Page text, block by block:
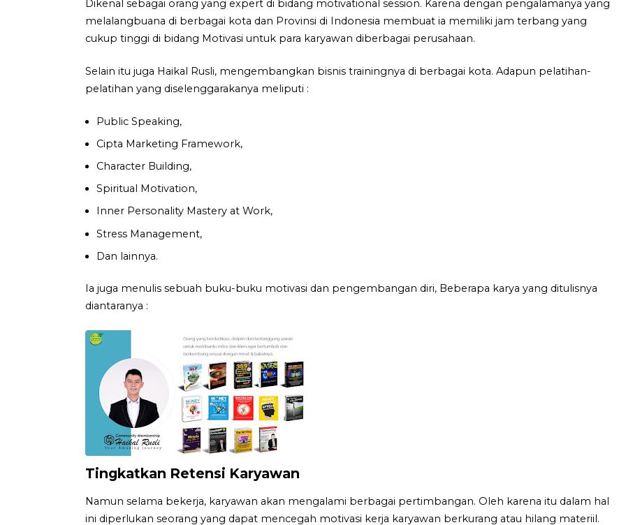
Dikenal sebagai orang yang expert di bidang motivational session. Karena dengan pengalamanya yang
melalangbuana di berbagai kota dan Provinsi di Indonesia membuat ia memiliki jam terbang yang
cukup tinggi di bidang Motivasi untuk para karyawan diberbagai perusahaan.
Selain itu juga Haikal Rusli, mengembangkan bisnis trainingnya di berbagai kota. Adapun pelatihan-
pelatihan yang diselenggarakanya meliputi :
Public Speaking,
Cipta Marketing Framework,
Character Building,
Spiritual Motivation,
Inner Personality Mastery at Work,
Stress Management,
Dan lainnya.
Ia juga menulis sebuah buku-buku motivasi dan pengembangan diri, Beberapa karya yang ditulisnya
diantaranya :
Tingkatkan Retensi Karyawan
Namun selama bekerja, karyawan akan mengalami berbagai pertimbangan. Oleh karena itu dalam hal
ini diperlukan seorang yang dapat mencegah motivasi kerja karyawan berkurang atau hilang materiil.